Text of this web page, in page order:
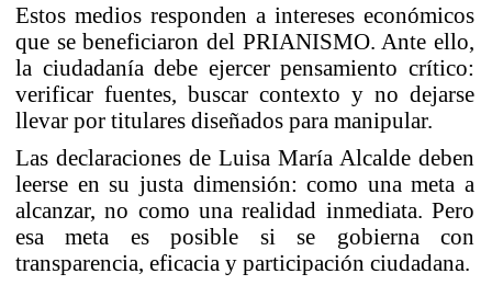
Estos medios responden a intereses económicos
que se beneficiaron del PRIANISMO. Ante ello,
la ciudadanía debe ejercer pensamiento crítico:
verificar fuentes, buscar contexto y no dejarse
llevar por titulares diseñados para manipular.
Las declaraciones de Luisa María Alcalde deben
leerse en su justa dimensión: como una meta a
alcanzar, no como una realidad inmediata. Pero
esa meta es posible si se gobierna con
transparencia, eficacia y participación ciudadana.